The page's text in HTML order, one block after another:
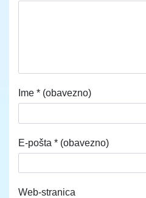
Ime * (obavezno)
E-pošta * (obavezno)
Web-stranica